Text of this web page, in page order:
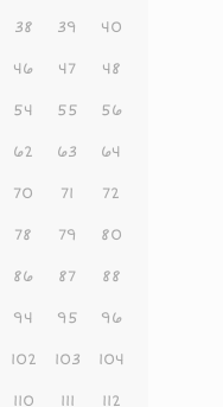
38 39 40
46 47 48
54 55 56
62 63 64
70 71 72
78 79 80
86 87 88
94 95 96
102 103 104
110 111 112